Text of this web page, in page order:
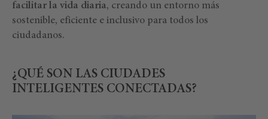
facilitar la vida diaria, creando un entorno más
sostenible, eficiente e inclusivo para todos los
ciudadanos.
¿QUÉ SON LAS CIUDADES
INTELIGENTES CONECTADAS?